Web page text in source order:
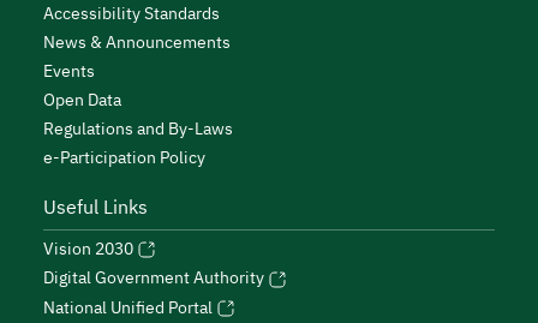
Accessibility Standards
News & Announcements
Events
Open Data
Regulations and By-Laws
e-Participation Policy
Useful Links
Vision 2030
Digital Government Authority
National Unified Portal